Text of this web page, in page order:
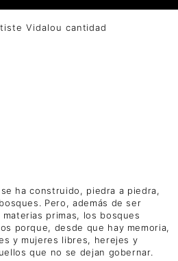
Vidalou cantidad
ha construido, piedra a piedra,
Pero, además de ser
primas, los bosques
porque, desde que hay memoria,
y mujeres libres, herejes y
que no se dejan gobernar.